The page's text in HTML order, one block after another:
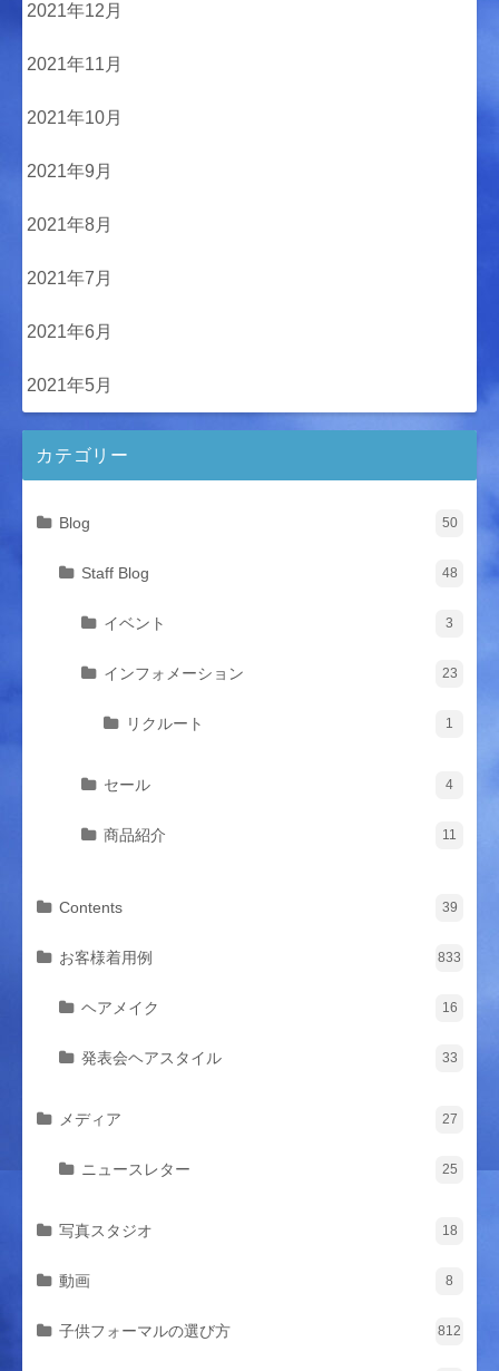
2021年12月
2021年11月
2021年10月
2021年9月
2021年8月
2021年7月
2021年6月
2021年5月
カテゴリー
Blog 50
Staff Blog 48
イベント 3
インフォメーション 23
リクルート 1
セール 4
商品紹介 11
Contents 39
お客様着用例 833
ヘアメイク 16
発表会ヘアスタイル 33
メディア 27
ニュースレター 25
写真スタジオ 18
動画 8
子供フォーマルの選び方 812